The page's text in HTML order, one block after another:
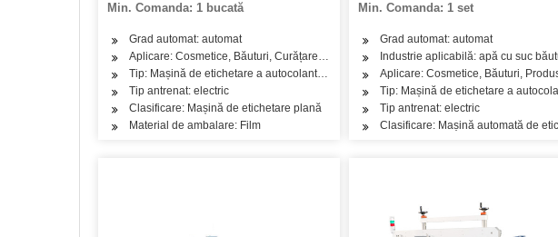
Min. Comanda: 1 bucată
Grad automat: automat
Aplicare: Cosmetice, Băuturi, Curățare, Detergent, Produse de îngrijire a pielii,
Tip: Mașină de etichetare a autocolantelor
Tip antrenat: electric
Clasificare: Mașină de etichetare plană
Material de ambalare: Film
Min. Comanda: 1 set
Grad automat: automat
Industrie aplicabilă: apă cu suc
Aplicare: Cosmetice, Băuturi,
Tip: Mașină de etichetare a
Tip antrenat: electric
Clasificare: Mașină automată de